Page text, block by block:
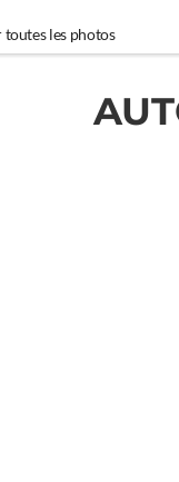
toutes les photos